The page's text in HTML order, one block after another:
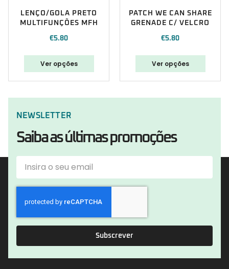
LENÇO/GOLA PRETO
MULTIFUNÇÕES MFH
€5.80
Ver opções
PATCH WE CAN SHARE
GRENADE C/ VELCRO
€5.80
Ver opções
NEWSLETTER
Saiba as últimas promoções
Subscrever